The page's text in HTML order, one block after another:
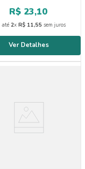
R$ 23,10
até 2x R$ 11,55 sem juros